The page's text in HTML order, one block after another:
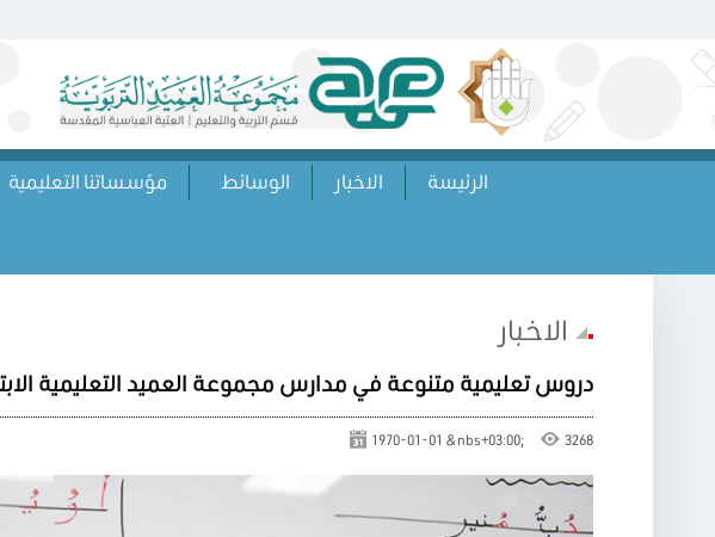
الرئيسة الاخبار الوسائط مؤسساتنا التعليمية
الاخبار
دروس تعليمية متنوعة في مدارس مجموعة العميد التعليمية
1970-01-01 &nbs+03:00; 3268